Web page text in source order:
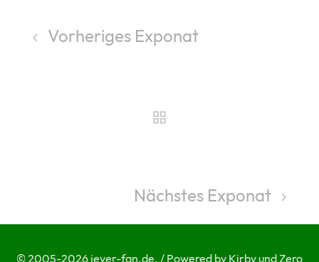
Vorheriges Exponat
Nächstes Exponat
© 2005-2026 jever-fan.de. / Powered by Kirby und Zero